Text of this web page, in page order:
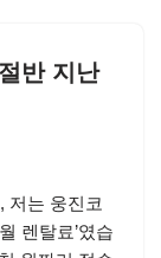
반 지난
저는 웅진코
렌탈료’였습